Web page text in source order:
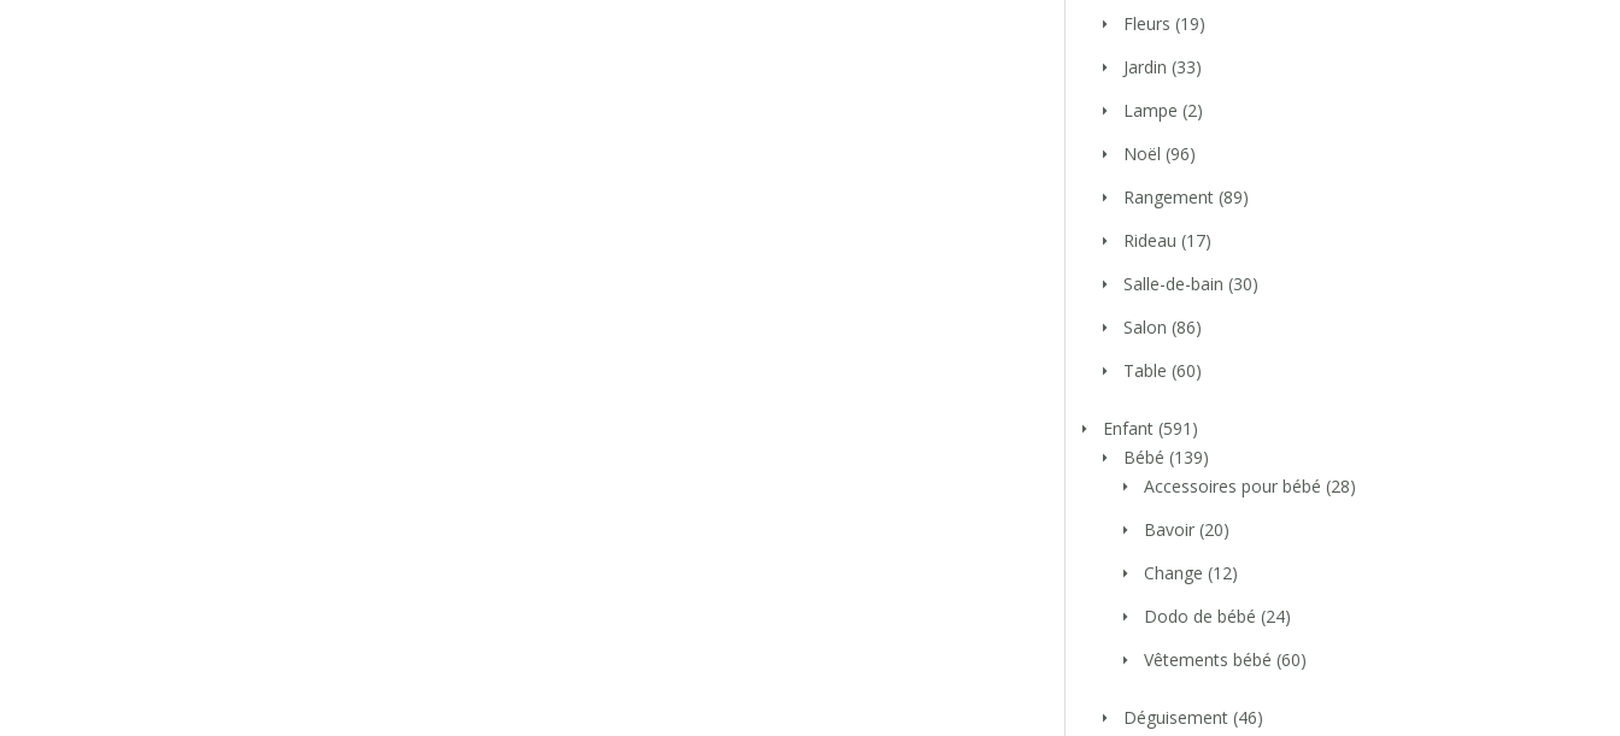
Fleurs (19)
Jardin (33)
Lampe (2)
Noël (96)
Rangement (89)
Rideau (17)
Salle-de-bain (30)
Salon (86)
Table (60)
Enfant (591)
Bébé (139)
Accessoires pour bébé (28)
Bavoir (20)
Change (12)
Dodo de bébé (24)
Vêtements bébé (60)
Déguisement (46)